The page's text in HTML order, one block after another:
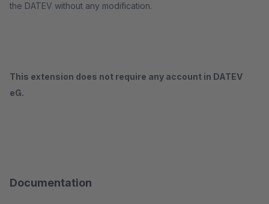
the DATEV without any modification.
This extension does not require any account in DATEV
eG.
Documentation